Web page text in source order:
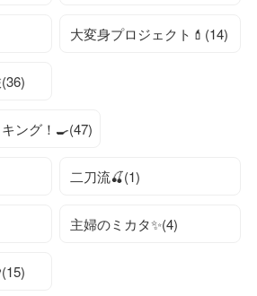
大変身プロジェクト💄(14)
ング！🍳(47)
二刀流🍒(1)
主婦のミカタ✨(4)